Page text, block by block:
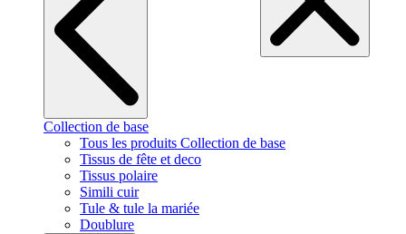
Collection de base
Tous les produits Collection de base
Tissus de fête et deco
Tissus polaire
Simili cuir
Tule & tule la mariée
Doublure